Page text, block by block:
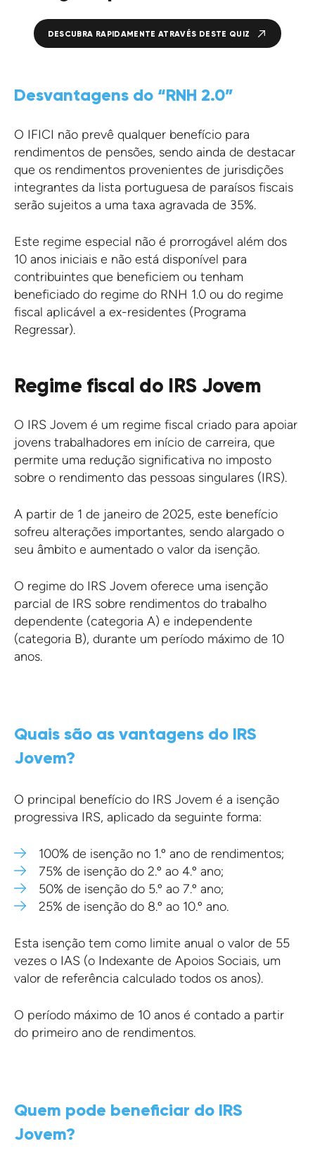
DESCUBRA RAPIDAMENTE ATRAVÉS DESTE QUIZ
Desvantagens do “RNH 2.0”
O IFICI não prevê qualquer benefício para
rendimentos de pensões, sendo ainda de destacar
que os rendimentos provenientes de jurisdições
integrantes da lista portuguesa de paraísos fiscais
serão sujeitos a uma taxa agravada de 35%.
Este regime especial não é prorrogável além dos
10 anos iniciais e não está disponível para
contribuintes que beneficiem ou tenham
beneficiado do regime do RNH 1.0 ou do regime
fiscal aplicável a ex-residentes (Programa
Regressar).
Regime fiscal do IRS Jovem
O IRS Jovem é um regime fiscal criado para apoiar
jovens trabalhadores em início de carreira, que
permite uma redução significativa no imposto
sobre o rendimento das pessoas singulares (IRS).
A partir de 1 de janeiro de 2025, este benefício
sofreu alterações importantes, sendo alargado o
seu âmbito e aumentado o valor da isenção.
O regime do IRS Jovem oferece uma isenção
parcial de IRS sobre rendimentos do trabalho
dependente (categoria A) e independente
(categoria B), durante um período máximo de 10
anos.
Quais são as vantagens do IRS
Jovem?
O principal benefício do IRS Jovem é a isenção
progressiva IRS, aplicado da seguinte forma:
100% de isenção no 1.º ano de rendimentos;
75% de isenção do 2.º ao 4.º ano;
50% de isenção do 5.º ao 7.º ano;
25% de isenção do 8.º ao 10.º ano.
Esta isenção tem como limite anual o valor de 55
vezes o IAS (o Indexante de Apoios Sociais, um
valor de referência calculado todos os anos).
O período máximo de 10 anos é contado a partir
do primeiro ano de rendimentos.
Quem pode beneficiar do IRS
Jovem?